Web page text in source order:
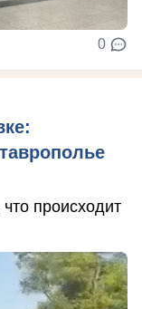
0
происходит